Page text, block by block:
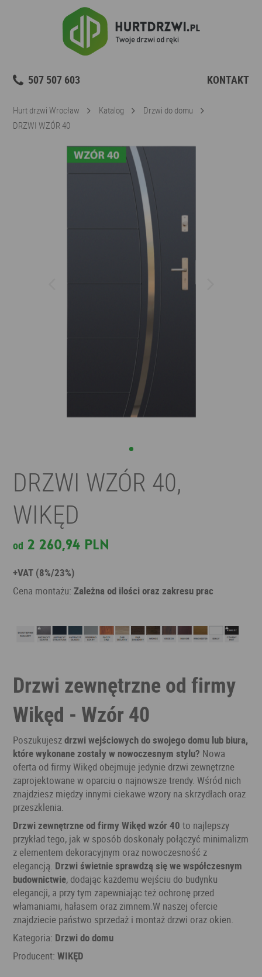
507 507 603 KONTAKT
Hurt drzwi Wrocław Katalog
Drzwi do domu
DRZWI WZÓR 40
DRZWI WZÓR 40,
WIKĘD
od 2 260,94 PLN
+VAT (8%/23%)
Cena montażu:Zależna od ilości oraz zakresu prac
Drzwi zewnętrzne od firmy
Wikęd - Wzór 40
Poszukujeszdrzwi wejściowych do swojego domu lub biura,
które wykonane zostały w nowoczesnym stylu? Nowa
oferta od firmy Wikęd obejmuje jedynie drzwi zewnętrzne
zaprojektowane w oparciu o najnowsze trendy. Wśród nich
znajdziesz między innymi ciekawe wzory na skrzydłach oraz
przeszklenia.
Drzwi zewnętrzne od firmy Wikęd wzór 40 to najlepszy
przykład tego, jak w sposób doskonały połączyć minimalizm
z elementem dekoracyjnym oraz nowoczesność z
elegancją. Drzwi świetnie sprawdzą się we współczesnym
budownictwie, dodając każdemu wejściu do budynku
elegancji, a przy tym zapewniając też ochronę przed
włamaniami, hałasem oraz zimnem.W naszej ofercie
znajdziecie państwo sprzedaż i montaż drzwi oraz okien.
Kategoria: Drzwi do domu
Producent:WIKĘD